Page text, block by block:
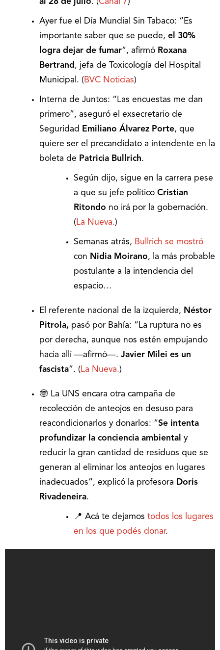
Ayer fue el Día Mundial Sin Tabaco: “Es
importante saber que se puede, el 30%
logra dejar de fumar“, afirmó Roxana
Bertrand , jefa de Toxicología del Hospital
Municipal. ( BVC Noticias)
Interna de Juntos: “Las encuestas me dan
primero”, aseguró el exsecretario de
Seguridad Emiliano Álvarez Porte, que
quiere ser el precandidato a intendente en la
boleta de Patricia Bullrich.
Según dijo, sigue en la carrera pese
a que su jefe político Cristian
Ritondo no irá por la gobernación.
( La Nueva.)
Semanas atrás, Bullrich se mostró
con Nidia Moirano, la más probable
postulante a la intendencia del
espacio…
El referente nacional de la izquierda, Néstor
Pitrola, pasó por Bahía: “La ruptura no es
por derecha, aunque nos estén empujando
hacia allí —afirmó—. Javier Milei es un
fascista”. ( La Nueva.)
🤓 La UNS encara otra campaña de
recolección de anteojos en desuso para
reacondicionarlos y donarlos: “Se intenta
profundizar la conciencia ambiental y
reducir la gran cantidad de residuos que se
generan al eliminar los anteojos en lugares
inadecuados”, explicó la profesora Doris
Rivadeneira.
📍 Acá te dejamos todos los lugares
en los que podés donar.